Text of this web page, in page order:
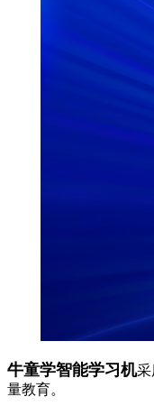
牛童学智能学习机采
量教育。